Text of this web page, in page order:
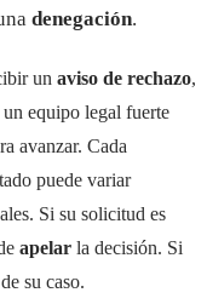
denegación.
un aviso de rechazo,
equipo legal fuerte
avanzar. Cada
puede variar
Si su solicitud es
apelar la decisión. Si
su caso.